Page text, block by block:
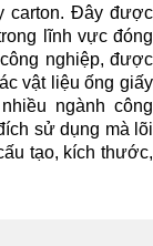
carton. Đây được
lĩnh vực đóng
nghiệp, được
vật liệu ống giấy
ngành công
sử dụng mà lõi
tạo, kích thước,